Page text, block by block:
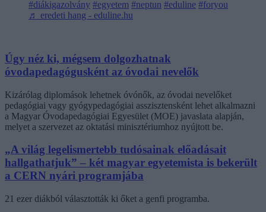
#diákigazolvány #egyetem #neptun #eduline #foryou
♬ eredeti hang - eduline.hu
Úgy néz ki, mégsem dolgozhatnak
óvodapedagógusként az óvodai nevelők
Kizárólag diplomások lehetnek óvónők, az óvodai nevelőket
pedagógiai vagy gyógypedagógiai asszisztensként lehet alkalmazni
a Magyar Óvodapedagógiai Egyesület (MOE) javaslata alapján,
melyet a szervezet az oktatási minisztériumhoz nyújtott be.
„A világ legelismertebb tudósainak előadásait
hallgathatjuk” – két magyar egyetemista is bekerült
a CERN nyári programjába
21 ezer diákból választották ki őket a genfi programba.